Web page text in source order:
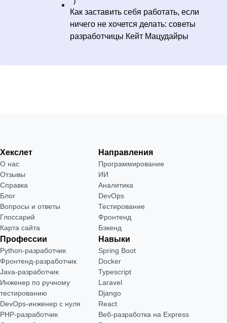
Как заставить себя работать, если
ничего не хочется делать: советы
разработчицы Кейт Мацудайры
Хекслет
О нас
Отзывы
Справка
Блог
Вопросы и ответы
Глоссарий
Карта сайта
Направления
Программирование
ИИ
Аналитика
DevOps
Тестирование
Фронтенд
Бэкенд
Профессии
Python-разработчик
Фронтенд-разработчик
Java-разработчик
Инженер по ручному
тестированию
DevOps-инженер с нуля
РНР-разработчик
Навыки
Spring Boot
Docker
Typescript
Laravel
Django
React
Веб-разработка на Express